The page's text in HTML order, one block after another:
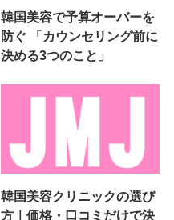
韓国美容で予算オーバーを
防ぐ 「カウンセリング前に
決める3つのこと」
韓国美容クリニックの選び
方｜価格・口コミだけで決